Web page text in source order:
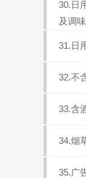
30.日
及调
31.日
32.不
33.含
34.烟
35.广